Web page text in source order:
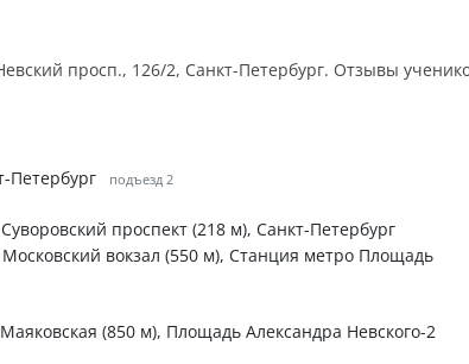
просп., 126/2, Санкт-Петербург. Отзывы
Петербург подъезд 2
проспект (218 м), Санкт-Петербург
вокзал (550 м), Станция метро Площадь
(850 м), Площадь Александра Невского-2